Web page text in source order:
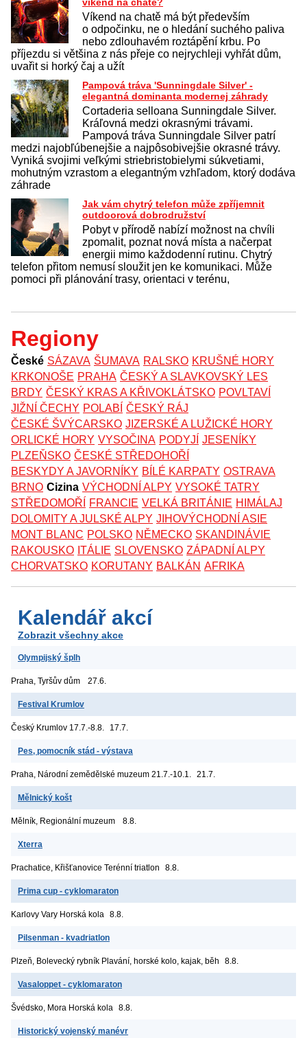
víkend na chatě?
Víkend na chatě má být především
o odpočinku, ne o hledání suchého paliva
nebo zdlouhavém roztápění krbu. Po
příjezdu si většina z nás přeje co nejrychleji vyhřát dům,
uvařit si horký čaj a užít
Pampová tráva 'Sunningdale Silver' -
elegantná dominanta modernej záhrady
Cortaderia selloana Sunningdale Silver.
Kráľovná medzi okrasnými trávami.
Pampová tráva Sunningdale Silver patrí
medzi najobľúbenejšie a najpôsobivejšie okrasné trávy.
Vyniká svojimi veľkými striebristobielymi súkvetiami,
mohutným vzrastom a elegantným vzhľadom, ktorý dodáva
záhrade
Jak vám chytrý telefon může zpříjemnit
outdoorová dobrodružství
Pobyt v přírodě nabízí možnost na chvíli
zpomalit, poznat nová místa a načerpat
energii mimo každodenní rutinu. Chytrý
telefon přitom nemusí sloužit jen ke komunikaci. Může
pomoci při plánování trasy, orientaci v terénu,
Regiony
České SÁZAVA ŠUMAVA RALSKO KRUŠNÉ HORY
KRKONOŠE PRAHA ČESKÝ A SLAVKOVSKÝ LES
BRDY ČESKÝ KRAS A KŘIVOKLÁTSKO POVLTAVÍ
JIŽNÍ ČECHY POLABÍ ČESKÝ RÁJ
ČESKÉ ŠVÝCARSKO JIZERSKÉ A LUŽICKÉ HORY
ORLICKÉ HORY VYSOČINA PODYJÍ JESENÍKY
PLZEŇSKO ČESKÉ STŘEDOHOŘÍ
BESKYDY A JAVORNÍKY BÍLÉ KARPATY OSTRAVA
BRNO Cizina VÝCHODNÍ ALPY VYSOKÉ TATRY
STŘEDOMOŘÍ
FRANCIE VELKÁ BRITÁNIE HIMÁLAJ
DOLOMITY A JULSKÉ ALPY JIHOVÝCHODNÍ ASIE
MONT BLANC POLSKO NĚMECKO SKANDINÁVIE
RAKOUSKO ITÁLIE SLOVENSKO ZÁPADNÍ ALPY
CHORVATSKO KORUTANY BALKÁN AFRIKA
Kalendář akcí
Zobrazit všechny akce
Olympijský šplh
Praha, Tyršův dům 27.6.
Festival Krumlov
Český Krumlov 17.7.-8.8. 17.7.
Pes, pomocník stád - výstava
Praha, Národní zemědělské muzeum 21.7.-10.1. 21.7.
Mělnický košt
Mělník, Regionální muzeum 8.8.
Xterra
Prachatice, Křišťanovice Terénní triatlon 8.8.
Prima cup - cyklomaraton
Karlovy Vary Horská kola 8.8.
Pilsenman - kvadriatlon
Plzeň, Bolevecký rybník Plavání, horské kolo, kajak, běh 8.8.
Vasaloppet - cyklomaraton
Švédsko, Mora Horská kola 8.8.
Historický vojenský manévr